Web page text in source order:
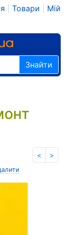
Товари
Мій
Знайти
< >